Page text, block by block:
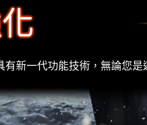
有新一代功能技術，無論您